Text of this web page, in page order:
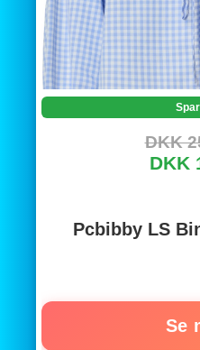
DKK
DKK
Pcbibby LS
Se